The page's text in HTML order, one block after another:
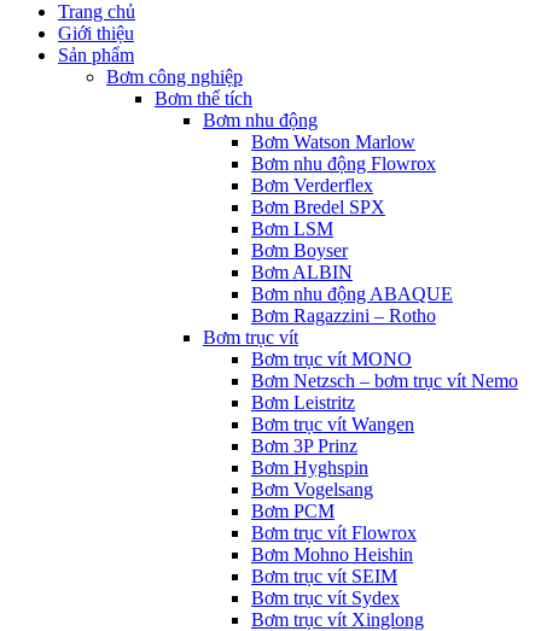
Trang chủ
Giới thiệu
Sản phẩm
Bơm công nghiệp
Bơm thể tích
Bơm nhu động
Bơm Watson Marlow
Bơm nhu động Flowrox
Bơm Verderflex
Bơm Bredel SPX
Bơm LSM
Bơm Boyser
Bơm ALBIN
Bơm nhu động ABAQUE
Bơm Ragazzini – Rotho
Bơm trục vít
Bơm trục vít MONO
Bơm Netzsch – bơm trục vít Nemo
Bơm Leistritz
Bơm trục vít Wangen
Bơm 3P Prinz
Bơm Hyghspin
Bơm Vogelsang
Bơm PCM
Bơm trục vít Flowrox
Bơm Mohno Heishin
Bơm trục vít SEIM
Bơm trục vít Sydex
Bơm trục vít Xinglong